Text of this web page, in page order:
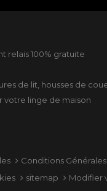
relais 100% gratuite
de lit housses de
votre linge de maison
Conditions
sitemap Modifier